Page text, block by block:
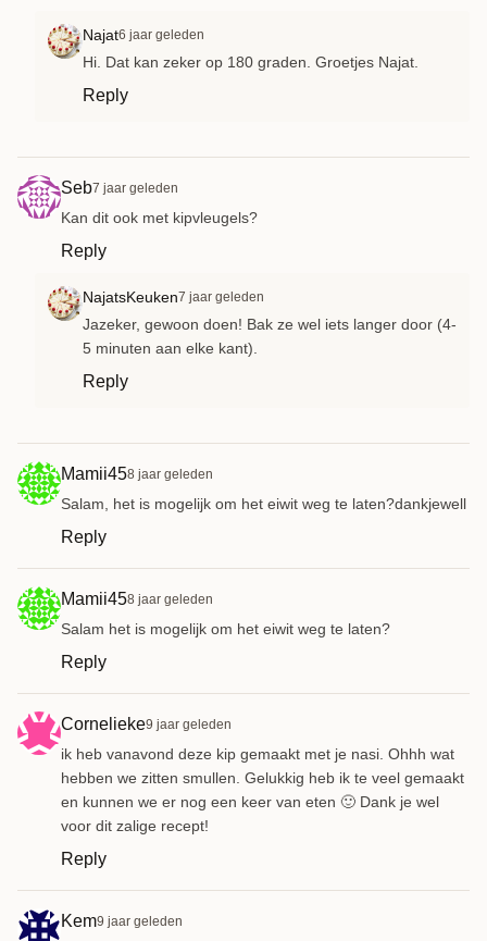
Najat6 jaar geleden
Hi. Dat kan zeker op 180 graden. Groetjes Najat.
Reply
Seb7 jaar geleden
Kan dit ook met kipvleugels?
Reply
NajatsKeuken7 jaar geleden
Jazeker, gewoon doen! Bak ze wel iets langer door (4-
5 minuten aan elke kant).
Reply
Mamii458 jaar geleden
Salam, het is mogelijk om het eiwit weg te laten?dankjewell
Reply
Mamii458 jaar geleden
Salam het is mogelijk om het eiwit weg te laten?
Reply
Cornelieke9 jaar geleden
ik heb vanavond deze kip gemaakt met je nasi. Ohhh wat
hebben we zitten smullen. Gelukkig heb ik te veel gemaakt
en kunnen we er nog een keer van eten 🙂 Dank je wel
voor dit zalige recept!
Reply
Kem9 jaar geleden